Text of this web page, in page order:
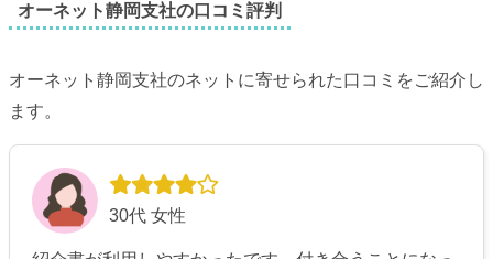
オーネット静岡支社の口コミ評判
オーネット静岡支社のネットに寄せられた口コミをご紹介し
ます。
30代 女性